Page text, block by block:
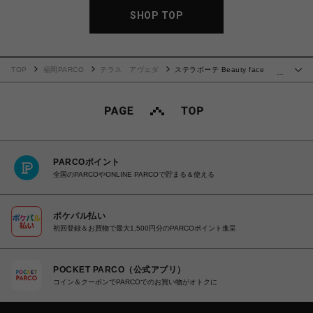
SHOP TOP
TOP 福岡PARCO テラス アヴェダ
ステラボーテ Beauty face
PARCOポイント
全国のPARCOやONLINE PARCOで貯まる＆使える
ポケパル払い
初回登録＆お買物で最大1,500円分のPARCOポイント進呈
POCKET PARCO（公式アプリ）
コイン＆クーポンでPARCOでのお買い物がオトクに